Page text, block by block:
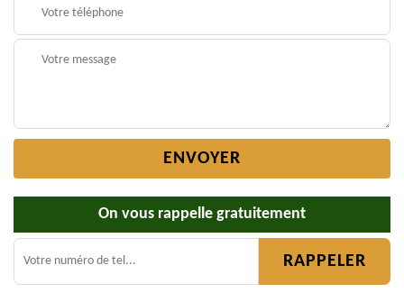
On vous rappelle gratuitement